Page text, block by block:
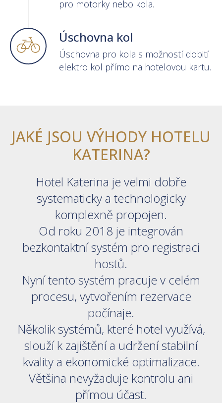
pro motorky nebo kola.
Úschovna kol
Úschovna pro kola s možností dobití
elektro kol přímo na hotelovou kartu.
JAKÉ JSOU VÝHODY HOTELU
KATERINA?
Hotel Katerina je velmi dobře
systematicky a technologicky
komplexně propojen.
Od roku 2018 je integrován
bezkontaktní systém pro registraci
hostů.
Nyní tento systém pracuje v celém
procesu, vytvořením rezervace
počínaje.
Několik systémů, které hotel využívá,
slouží k zajištění a udržení stabilní
kvality a ekonomické optimalizace.
Většina nevyžaduje kontrolu ani
přímou účast.